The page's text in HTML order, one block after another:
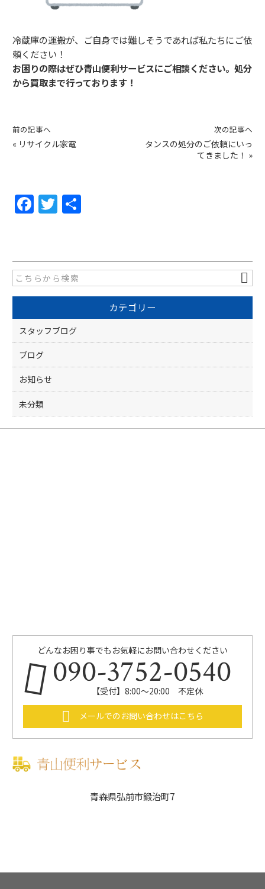
冷蔵庫の運搬が、ご自身では難しそうであれば私たちにご依
頼ください！
お困りの際はぜひ青山便利サービスにご相談ください。処分
から買取まで行っております！
前の記事へ
« リサイクル家電
次の記事へ
タンスの処分のご依頼にいっ
てきました！ »
F
a
e
b
o
o
k
T
w
er
カテゴリー
スタッフブログ
ブログ
お知らせ
未分類
青森県弘前市鍛治町7
どんなお困り事でもお気軽にお問い合わせください
090-3752-0540
【受付】8:00～20:00 不定休
メールでのお問い合わせはこちら